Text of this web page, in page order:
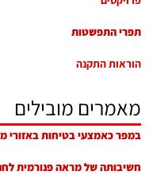
תפרי התפשטות
הוראות התקנה
מאמרים מובילים
במפר כאמצעי בטיחות באזורי
חשיבותה של מראה פנורמית